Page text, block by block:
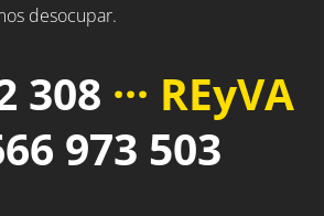
desocupar.
308 ··· REyVA
973 503